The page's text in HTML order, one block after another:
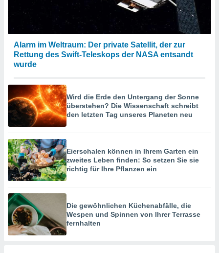
Alarm im Weltraum: Der private Satellit, der zur
Rettung des Swift-Teleskops der NASA entsandt
wurde
Wird die Erde den Untergang der Sonne
überstehen? Die Wissenschaft schreibt
den letzten Tag unseres Planeten neu
Eierschalen können in Ihrem Garten ein
zweites Leben finden: So setzen Sie sie
richtig für Ihre Pflanzen ein
Die gewöhnlichen Küchenabfälle, die
Wespen und Spinnen von Ihrer Terrasse
fernhalten